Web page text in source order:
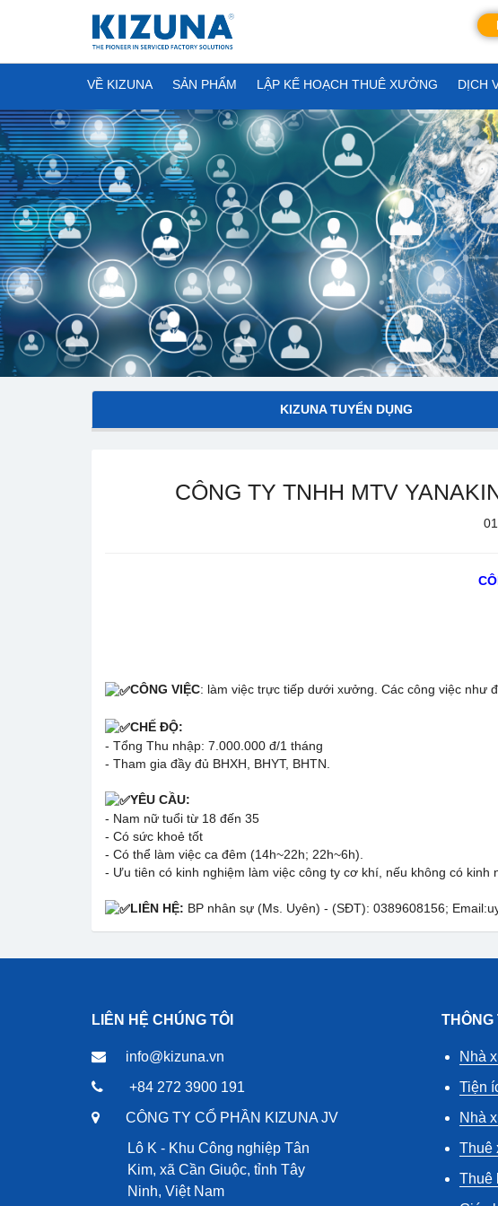
VỀ KIZUNA SẢN PHẨM LẬP KẾ HOẠCH THUÊ XƯỞNG DỊCH
KIZUNA TUYỂN DỤNG
CÔNG TY TNHH MTV
CÔNG VIỆC: làm việc trực tiếp dưới xưởng. Các công việc như
CHẾ ĐỘ:
- Tổng Thu nhập: 7.000.000 đ/1 tháng
- Tham gia đầy đủ BHXH, BHYT, BHTN.
YÊU CẦU:
- Nam nữ tuổi từ 18 đến 35
- Có sức khoẻ tốt
- Có thể làm việc ca đêm (14h~22h; 22h~6h).
- Ưu tiên có kinh nghiệm làm việc công ty cơ khí, nếu không có kinh
LIÊN HỆ: BP nhân sự (Ms. Uyên) - (SĐT): 0389608156;
LIÊN HỆ CHÚNG TÔI
info@kizuna.vn
+84 272 3900 191
CÔNG TY CỔ PHẦN KIZUNA JV
Lô K - Khu Công nghiệp Tân
Kim, xã Cần Giuộc, tỉnh Tây
Ninh, Việt Nam
Nhà
Tiện
Nhà
Thuê
Thuê